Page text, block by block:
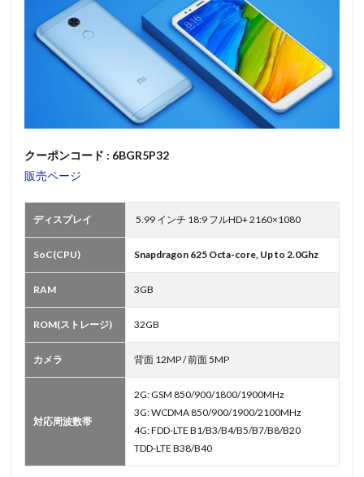
クーポンコード : 6BGR5P32
販売ページ
ディスプレイ 5.99 インチ 18:9 フルHD+ 2160×1080
SoC(CPU) Snapdragon 625 Octa-core, Up to 2.0Ghz
RAM 3GB
ROM(ストレージ) 32GB
カメラ 背面 12MP / 前面 5MP
対応周波数帯
2G: GSM 850/900/1800/1900MHz
3G: WCDMA 850/900/1900/2100MHz
4G: FDD-LTE B1/B3/B4/B5/B7/B8/B20
TDD-LTE B38/B40